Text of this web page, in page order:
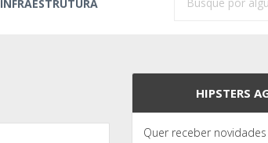
INFRAESTRUTURA
HIPSTERS
Quer receber